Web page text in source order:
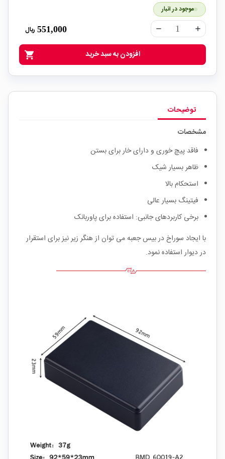
موجود در انبار
remove add
551,000 ریال
shopping_cart افزودن به سبد خرید
توضیحات
مشخصات
فاقد پیچ خوری و دارای خار برای بستن
ظاهر بسیار شیک
استحکام بالا
فیتینگ بسیار عالی
برخی کاربردهای جانبی: استفاده برای پاوربانک
با ایجاد سوراخ در بیس جعبه می توان از هنگر زیر نیز برای استقرار
در دیوار استفاده نمود.